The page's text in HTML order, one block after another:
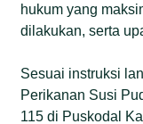
hukum yang
dilakukan, serta
Sesuai instruksi
Perikanan Susi
115 di Puskodal